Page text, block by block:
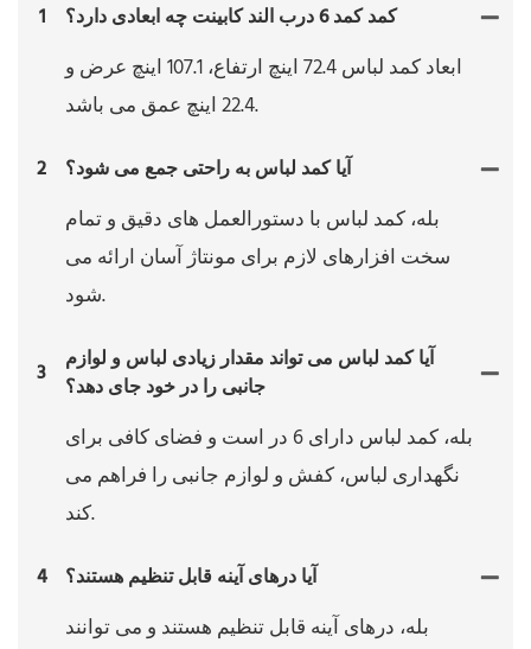
1 کمد کمد 6 درب الند کابینت چه ابعادی دارد؟
ابعاد کمد لباس 72.4 اینچ ارتفاع، 107.1 اینچ عرض و
22.4 اینچ عمق می باشد.
2 آیا کمد لباس به راحتی جمع می شود؟
بله، کمد لباس با دستورالعمل های دقیق و تمام
سخت افزارهای لازم برای مونتاژ آسان ارائه می
شود.
3
آیا کمد لباس می تواند مقدار زیادی لباس و لوازم
جانبی را در خود جای دهد؟
بله، کمد لباس دارای 6 در است و فضای کافی برای
نگهداری لباس، کفش و لوازم جانبی را فراهم می
کند.
4 آیا درهای آینه قابل تنظیم هستند؟
بله، درهای آینه قابل تنظیم هستند و می توانند